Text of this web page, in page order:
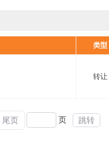
类型
转让
尾页 页 跳转